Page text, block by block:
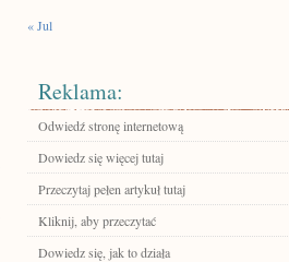
« Jul
Reklama:
Odwiedź stronę internetową
Dowiedz się więcej tutaj
Przeczytaj pełen artykuł tutaj
Kliknij, aby przeczytać
Dowiedz się, jak to działa